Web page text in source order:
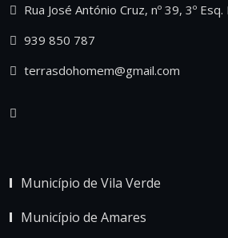
Rua José António Cruz, nº 39, 3º
939 850 787
terrasdohomem@gmail.com
Município de Vila Verde
Município de Amares